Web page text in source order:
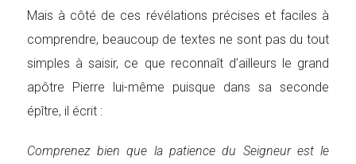
Mais à côté de ces révélations précises et faciles à
comprendre, beaucoup de textes ne sont pas du tout
simples à saisir, ce que reconnaît d’ailleurs le grand
apôtre Pierre lui-même puisque dans sa seconde
épître, il écrit :
Comprenez bien que la patience du Seigneur est le